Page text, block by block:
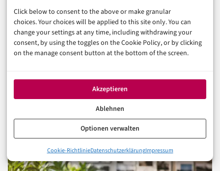
Click below to consent to the above or make granular
choices. Your choices will be applied to this site only. You can
change your settings at any time, including withdrawing your
consent, by using the toggles on the Cookie Policy, or by clicking
on the manage consent button at the bottom of the screen.
Akzeptieren
Ablehnen
Optionen verwalten
Cookie-RichtlinieDatenschutzerklärungImpressum
TECHNOLOGIE & IT
APP
APPLE
App Store Störung: Was Sie bei digitalen
Käufen jetzt absichern sollten